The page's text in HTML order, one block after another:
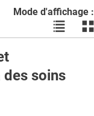
Mode d'affichage :
Voir
les
liste
les
des soins